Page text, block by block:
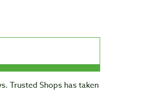
Trusted Shops has taken